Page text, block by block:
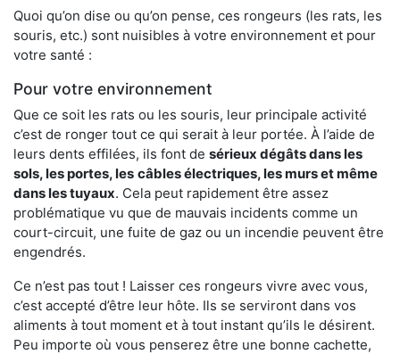
Quoi qu’on dise ou qu’on pense, ces rongeurs (les rats, les
souris, etc.) sont nuisibles à votre environnement et pour
votre santé :
Pour votre environnement
Que ce soit les rats ou les souris, leur principale activité
c’est de ronger tout ce qui serait à leur portée. À l’aide de
leurs dents effilées, ils font de sérieux dégâts dans les
sols, les portes, les câbles électriques, les murs et même
dans les tuyaux. Cela peut rapidement être assez
problématique vu que de mauvais incidents comme un
court-circuit, une fuite de gaz ou un incendie peuvent être
engendrés.
Ce n’est pas tout ! Laisser ces rongeurs vivre avec vous,
c’est accepté d’être leur hôte. Ils se serviront dans vos
aliments à tout moment et à tout instant qu’ils le désirent.
Peu importe où vous penserez être une bonne cachette,